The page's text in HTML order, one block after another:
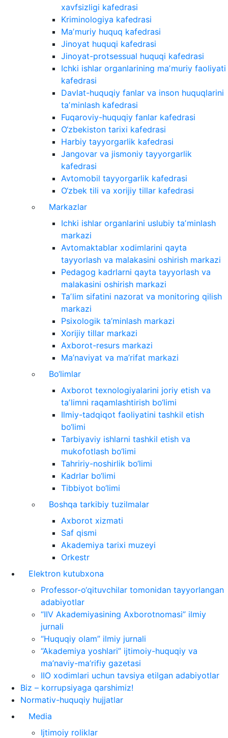
xavfsizligi kafedrasi
Kriminologiya kafedrasi
Maʼmuriy huquq kafedrasi
Jinoyat huquqi kafedrasi
Jinoyat-protsessual huquqi kafedrasi
Ichki ishlar organlarining maʼmuriy faoliyati
kafedrasi
Davlat-huquqiy fanlar va inson huquqlarini
taʼminlash kafedrasi
Fuqaroviy-huquqiy fanlar kafedrasi
O‘zbekiston tarixi kafedrasi
Harbiy tayyorgarlik kafedrasi
Jangovar va jismoniy tayyorgarlik
kafedrasi
Avtomobil tayyorgarlik kafedrasi
O‘zbek tili va xorijiy tillar kafedrasi
Markazlar
Ichki ishlar organlarini uslubiy taʼminlash
markazi
Avtomaktablar xodimlarini qayta
tayyorlash va malakasini oshirish markazi
Pedagog kadrlarni qayta tayyorlash va
malakasini oshirish markazi
Taʼlim sifatini nazorat va monitoring qilish
markazi
Psixologik ta’minlash markazi
Xorijiy tillar markazi
Axborot-resurs markazi
Ma’naviyat va ma’rifat markazi
Bo‘limlar
Axborot texnologiyalarini joriy etish va
taʼlimni raqamlashtirish bo‘limi
Ilmiy-tadqiqot faoliyatini tashkil etish
bo‘limi
Tarbiyaviy ishlarni tashkil etish va
mukofotlash bo‘limi
Tahririy-noshirlik bo‘limi
Kadrlar bo‘limi
Tibbiyot bo‘limi
Boshqa tarkibiy tuzilmalar
Axborot xizmati
Saf qismi
Akademiya tarixi muzeyi
Orkestr
Elektron kutubxona
Professor-o‘qituvchilar tomonidan tayyorlangan
adabiyotlar
“IIV Akademiyasining Axborotnomasi” ilmiy
jurnali
“Huquqiy olam” ilmiy jurnali
“Akademiya yoshlari” ijtimoiy-huquqiy va
ma’naviy-ma’rifiy gazetasi
IIO xodimlari uchun tavsiya etilgan adabiyotlar
Biz – korrupsiyaga qarshimiz!
Normativ-huquqiy hujjatlar
Media
Ijtimoiy roliklar